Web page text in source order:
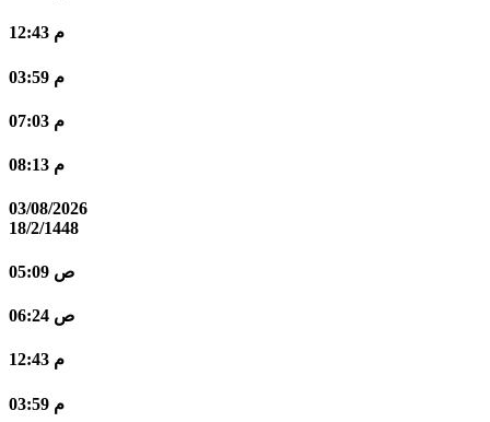
12:43 م
03:59 م
07:03 م
08:13 م
03/08/2026
18/2/1448
05:09 ص
06:24 ص
12:43 م
03:59 م